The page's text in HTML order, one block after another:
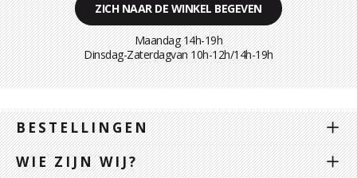
ZICH NAAR DE WINKEL BEGEVEN
Maandag 14h-19h
Dinsdag-Zaterdagvan 10h-12h/14h-19h
BESTELLINGEN
WIE ZIJN WIJ?